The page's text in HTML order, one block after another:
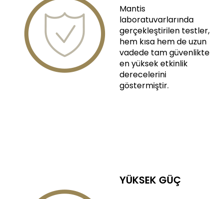
Mantis
laboratuvarlarında
gerçekleştirilen testler,
hem kısa hem de uzun
vadede tam güvenlikte
en yüksek etkinlik
derecelerini
göstermiştir.
YÜKSEK GÜÇ